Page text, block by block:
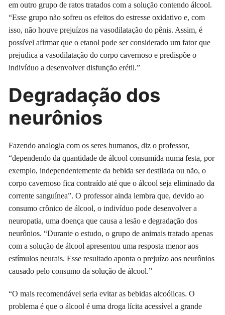
em outro grupo de ratos tratados com a solução contendo álcool.
“Esse grupo não sofreu os efeitos do estresse oxidativo e, com
isso, não houve prejuízos na vasodilatação do pênis. Assim, é
possível afirmar que o etanol pode ser considerado um fator que
prejudica a vasodilatação do corpo cavernoso e predispõe o
indivíduo a desenvolver disfunção erétil.”
Degradação dos
neurônios
Fazendo analogia com os seres humanos, diz o professor,
“dependendo da quantidade de álcool consumida numa festa, por
exemplo, independentemente da bebida ser destilada ou não, o
corpo cavernoso fica contraído até que o álcool seja eliminado da
corrente sanguínea”. O professor ainda lembra que, devido ao
consumo crônico de álcool, o indivíduo pode desenvolver a
neuropatia, uma doença que causa a lesão e degradação dos
neurônios. “Durante o estudo, o grupo de animais tratado apenas
com a solução de álcool apresentou uma resposta menor aos
estímulos neurais. Esse resultado aponta o prejuízo aos neurônios
causado pelo consumo da solução de álcool.”
“O mais recomendável seria evitar as bebidas alcoólicas. O
problema é que o álcool é uma droga lícita acessível a grande